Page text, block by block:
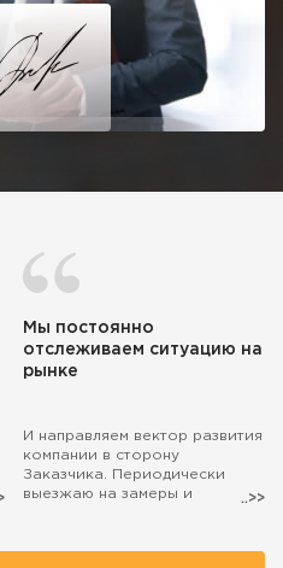
Мы постоянно
отслеживаем ситуацию на
рынке
И направляем вектор развития
компании в сторону
Заказчика. Периодически
выезжаю на замеры и
балкона выехал лично я, то